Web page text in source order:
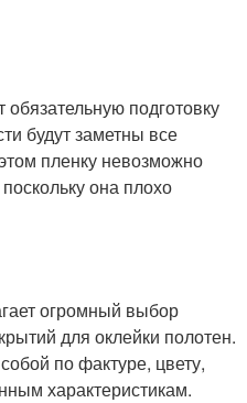
подготовку
будут заметны все
пленку невозможно
она плохо
огромный выбор
для оклейки полотен.
по фактуре, цвету,
характеристикам.